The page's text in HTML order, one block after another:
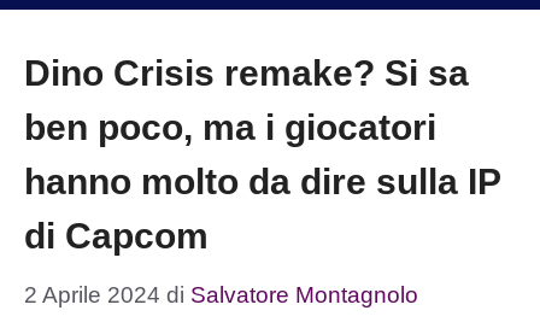
Dino Crisis remake? Si sa
ben poco, ma i giocatori
hanno molto da dire sulla IP
di Capcom
2 Aprile 2024 di Salvatore Montagnolo